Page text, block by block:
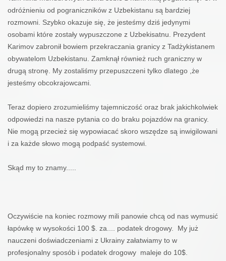
odróżnieniu od pograniczników z Uzbekistanu są bardziej
rozmowni. Szybko okazuje się, że jesteśmy dziś jedynymi
osobami które zostały wypuszczone z Uzbekisatnu. Prezydent
Karimov zabronił bowiem przekraczania granicy z Tadżykistanem
obywatelom Uzbekistanu. Zamknął również ruch graniczny w
drugą stronę. My zostaliśmy przepuszczeni tylko dlatego ,że
jesteśmy obcokrajowcami.
Teraz dopiero zrozumieliśmy tajemniczość oraz brak jakichkolwiek
odpowiedzi na nasze pytania co do braku pojazdów na granicy.
Nie mogą przecież się wypowiacać skoro wszędze są inwigilowani
i za każde słowo mogą podpaść systemowi.
Skąd my to znamy.....
Oczywiście na koniec rozmowy mili panowie chcą od nas wymusić
łapówkę w wysokości 100 $. za.... podatek drogowy.
My już
nauczeni doświadczeniami z Ukrainy załatwiamy to w
profesjonalny sposób i podatek drogowy maleje do 10$.